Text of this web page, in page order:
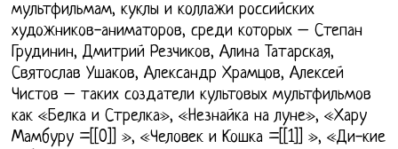
мультфильмам, куклы и коллажи российских
художников-аниматоров, среди которых – Степан
Грудинин, Дмитрий Резчиков, Алина Татарская,
Святослав Ушаков, Александр Храмцов, Алексей
Чистов – таких создатели культовых мультфильмов
как «Белка и Стрелка», «Незнайка на луне», «Хару
Мамбуру =[[0]] », «Человек и Кошка =[[1]] », «Ди-кие